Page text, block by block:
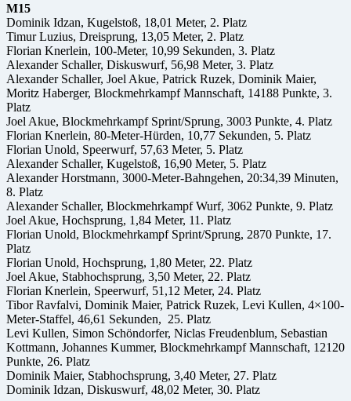
M15
Dominik Idzan, Kugelstoß, 18,01 Meter, 2. Platz
Timur Luzius, Dreisprung, 13,05 Meter, 2. Platz
Florian Knerlein, 100-Meter, 10,99 Sekunden, 3. Platz
Alexander Schaller, Diskuswurf, 56,98 Meter, 3. Platz
Alexander Schaller, Joel Akue, Patrick Ruzek, Dominik Maier,
Moritz Haberger, Blockmehrkampf Mannschaft, 14188 Punkte, 3.
Platz
Joel Akue, Blockmehrkampf Sprint/Sprung, 3003 Punkte, 4. Platz
Florian Knerlein, 80-Meter-Hürden, 10,77 Sekunden, 5. Platz
Florian Unold, Speerwurf, 57,63 Meter, 5. Platz
Alexander Schaller, Kugelstoß, 16,90 Meter, 5. Platz
Alexander Horstmann, 3000-Meter-Bahngehen, 20:34,39 Minuten,
8. Platz
Alexander Schaller, Blockmehrkampf Wurf, 3062 Punkte, 9. Platz
Joel Akue, Hochsprung, 1,84 Meter, 11. Platz
Florian Unold, Blockmehrkampf Sprint/Sprung, 2870 Punkte, 17.
Platz
Florian Unold, Hochsprung, 1,80 Meter, 22. Platz
Joel Akue, Stabhochsprung, 3,50 Meter, 22. Platz
Florian Knerlein, Speerwurf, 51,12 Meter, 24. Platz
Tibor Ravfalvi, Dominik Maier, Patrick Ruzek, Levi Kullen, 4×100-
Meter-Staffel, 46,61 Sekunden, 25. Platz
Levi Kullen, Simon Schöndorfer, Niclas Freudenblum, Sebastian
Kottmann, Johannes Kummer, Blockmehrkampf Mannschaft, 12120
Punkte, 26. Platz
Dominik Maier, Stabhochsprung, 3,40 Meter, 27. Platz
Dominik Idzan, Diskuswurf, 48,02 Meter, 30. Platz